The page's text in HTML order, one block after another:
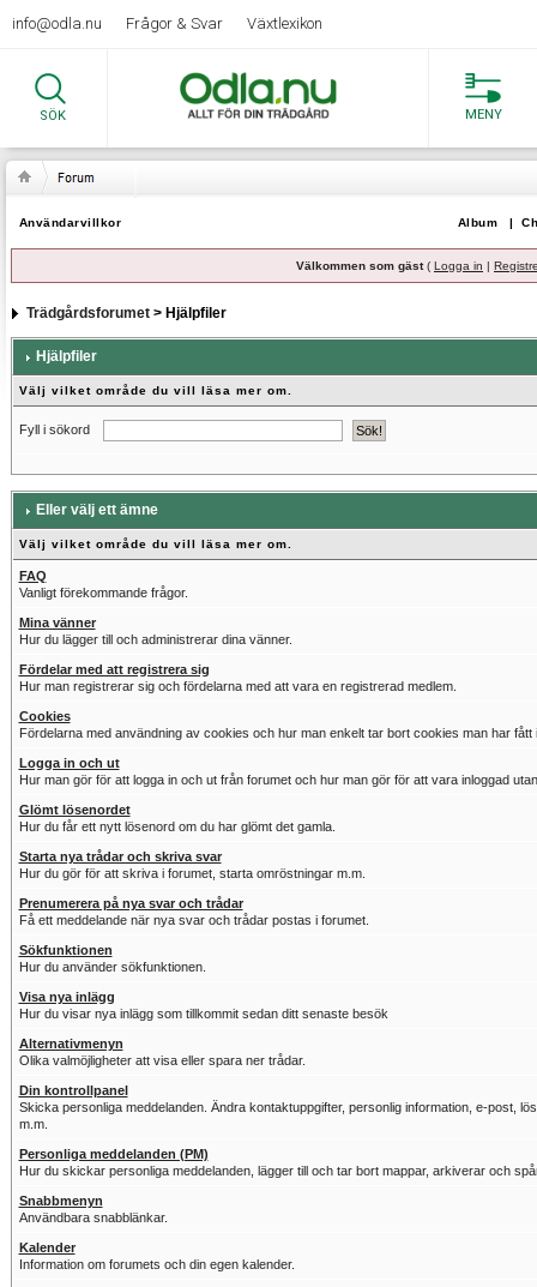
info@odla.nu Frågor & Svar Växtlexikon
SÖK MENY
Användarvillkor Album |
Välkommen som gäst( Logga in |
Trädgårdsforumet> Hjälpfiler
Hjälpfiler
Välj vilket område du vill läsa mer om.
Fyll i sökord
Eller välj ett ämne
Välj vilket område du vill läsa mer om.
FAQ
Vanligt förekommande frågor.
Mina vänner
Hur du lägger till och administrerar dina vänner.
Fördelar med att registrera sig
Hur man registrerar sig och fördelarna med att vara en registrerad medlem.
Cookies
Fördelarna med användning av cookies och hur man enkelt tar bort cookies man har fått
Logga in och ut
Hur man gör för att logga in och ut från forumet och hur man gör för att vara inloggad
Glömt lösenordet
Hur du får ett nytt lösenord om du har glömt det gamla.
Starta nya trådar och skriva svar
Hur du gör för att skriva i forumet, starta omröstningar m.m.
Prenumerera på nya svar och trådar
Få ett meddelande när nya svar och trådar postas i forumet.
Sökfunktionen
Hur du använder sökfunktionen.
Visa nya inlägg
Hur du visar nya inlägg som tillkommit sedan ditt senaste besök
Alternativmenyn
Olika valmöjligheter att visa eller spara ner trådar.
Din kontrollpanel
Skicka personliga meddelanden. Ändra kontaktuppgifter, personlig information, e-post,
m.m.
Personliga meddelanden (PM)
Hur du skickar personliga meddelanden, lägger till och tar bort mappar, arkiverar och
Snabbmenyn
Användbara snabblänkar.
Kalender
Information om forumets och din egen kalender.